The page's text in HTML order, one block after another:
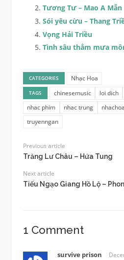
Tương Tư – Mao A Mẫn
Sói yêu cừu – Thang
Vọng Hải Triều
Tình sâu thẳm mưa
CATEGORIES Nhạc Hoa
TAGS chinesemusic loi dich
nhac phim
nhac trung nhachoa
truyenngan
Previous article
Trăng Lư Châu – Hứa Tung
Next article
Tiếu Ngạo Giang Hồ Lộ –
1 Comment
survive prison